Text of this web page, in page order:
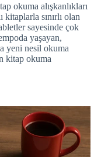
okuma alışkanlıkları
kitaplarla sınırlı olan
sayesinde çok
yaşayan,
yeni nesil okuma
kitap okuma